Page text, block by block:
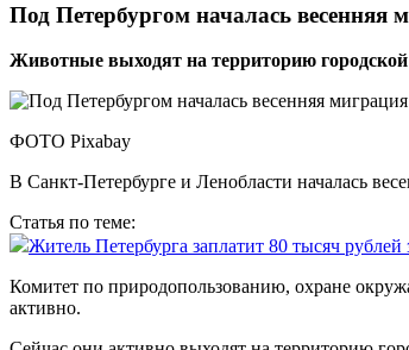
Под Петербургом началась весенняя
Животные выходят на территорию
ФОТО Pixabay
В Санкт-Петербурге и Ленобласти началась
Статья по теме:
Житель Петербурга заплатит 80 тысяч рублей
Комитет по природопользованию, охране
активно.